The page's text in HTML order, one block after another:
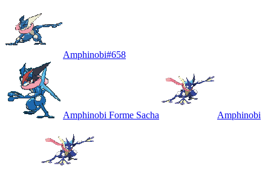
Amphinobi#658
Amphinobi Forme Sacha Amphinobi